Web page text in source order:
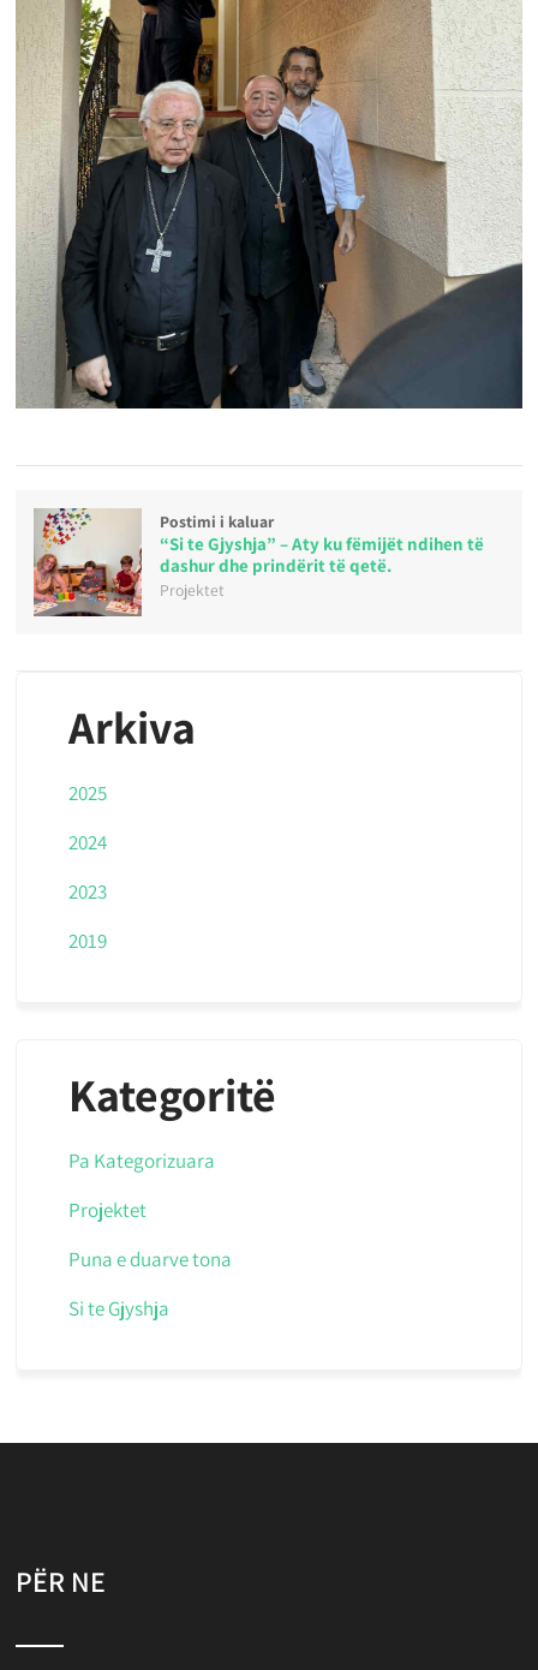
Postimi i kaluar
“Si te Gjyshja” – Aty ku fëmijët ndihen të
dashur dhe prindërit të qetë.
Projektet
Arkiva
2025
2024
2023
2019
Kategoritë
Pa Kategorizuara
Projektet
Puna e duarve tona
Si te Gjyshja
PËR NE